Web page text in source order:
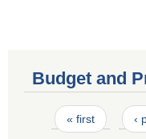
Budget and
Pages
« first ‹